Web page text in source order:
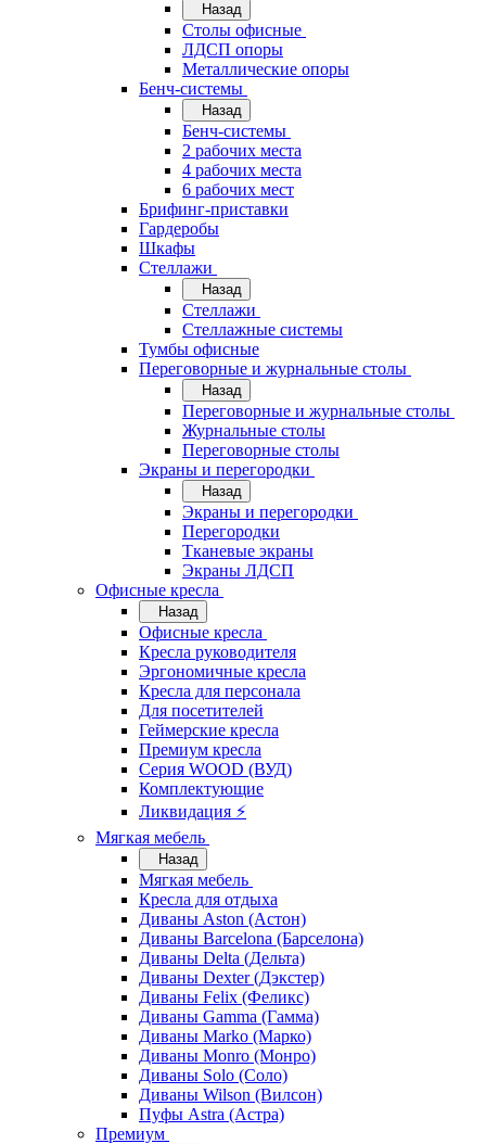
Назад
Cтолы офисные
ЛДСП опоры
Металлические опоры
Бенч-системы
Назад
Бенч-системы
2 рабочих места
4 рабочих места
6 рабочих мест
Брифинг-приставки
Гардеробы
Шкафы
Стеллажи
Назад
Стеллажи
Стеллажные системы
Тумбы офисные
Переговорные и журнальные столы
Назад
Переговорные и журнальные столы
Журнальные столы
Переговорные столы
Экраны и перегородки
Назад
Экраны и перегородки
Перегородки
Тканевые экраны
Экраны ЛДСП
Офисные кресла
Назад
Офисные кресла
Кресла руководителя
Эргономичные кресла
Кресла для персонала
Для посетителей
Геймерские кресла
Премиум кресла
Серия WOOD (ВУД)
Комплектующие
Ликвидация ⚡
Мягкая мебель
Назад
Мягкая мебель
Кресла для отдыха
Диваны Aston (Астон)
Диваны Barcelona (Барселона)
Диваны Delta (Дельта)
Диваны Dexter (Дэкстер)
Диваны Felix (Феликс)
Диваны Gamma (Гамма)
Диваны Marko (Марко)
Диваны Monro (Монро)
Диваны Solo (Соло)
Диваны Wilson (Вилсон)
Пуфы Astra (Астра)
Премиум